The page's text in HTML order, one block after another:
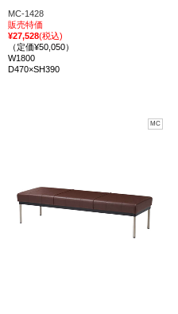
MC-1428
販売特価
¥27,528(税込)
（定価¥50,050）
W1800
D470×SH390
MC